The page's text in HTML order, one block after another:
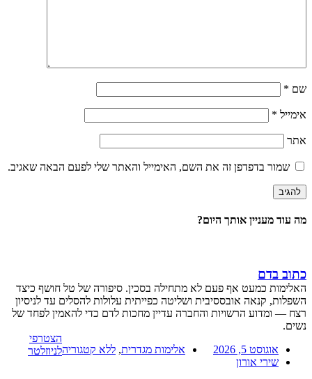
שם *
אימייל *
אתר
שמור בדפדפן זה את השם, האימייל והאתר שלי לפעם הבאה שאגיב.
מה עוד מעניין אותך היום?
כתוב בדם
האלימות כמעט אף פעם לא מתחילה בסכין. סיפורה של טל חושף כיצד
השפלות, קנאה אובססיבית ושליטה כפייתית עלולות להסלים עד לניסיון
רצח — ומדוע הרשויות והחברה עדיין מחכות לדם כדי להאמין לפחד של
נשים.
אוגוסט 5, 2026
שירי אורון
אלימות מגדרית, ללא קטגוריה
הצטרפי
לניוזלטר